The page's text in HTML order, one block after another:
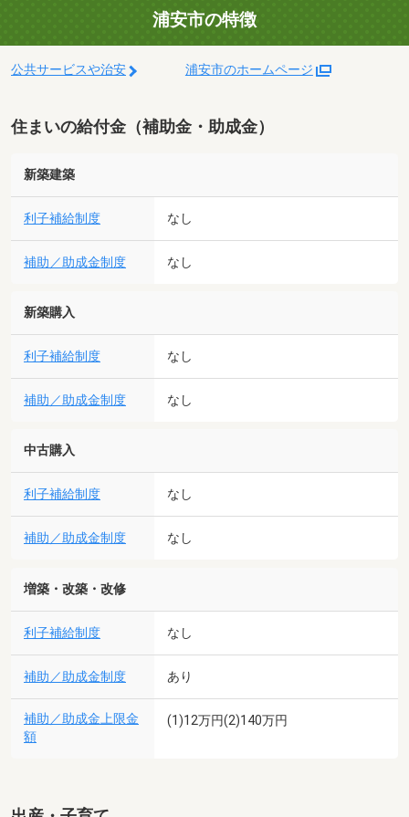
浦安市の特徴
公共サービスや治安 浦安市のホームページ
住まいの給付金（補助金・助成金）
新築建築
利子補給制度 なし
補助／助成金制度 なし
新築購入
利子補給制度 なし
補助／助成金制度 なし
中古購入
利子補給制度 なし
補助／助成金制度 なし
増築・改築・改修
利子補給制度 なし
補助／助成金制度 あり
補助／助成金上限金
額
(1)12万円(2)140万円